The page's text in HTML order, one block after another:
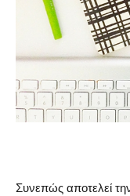
Συνεπώς αποτελεί